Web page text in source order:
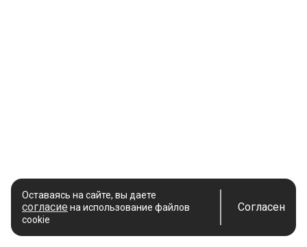
Оставаясь на сайте, вы даете
согласие на использование файлов
cookie
Согласен